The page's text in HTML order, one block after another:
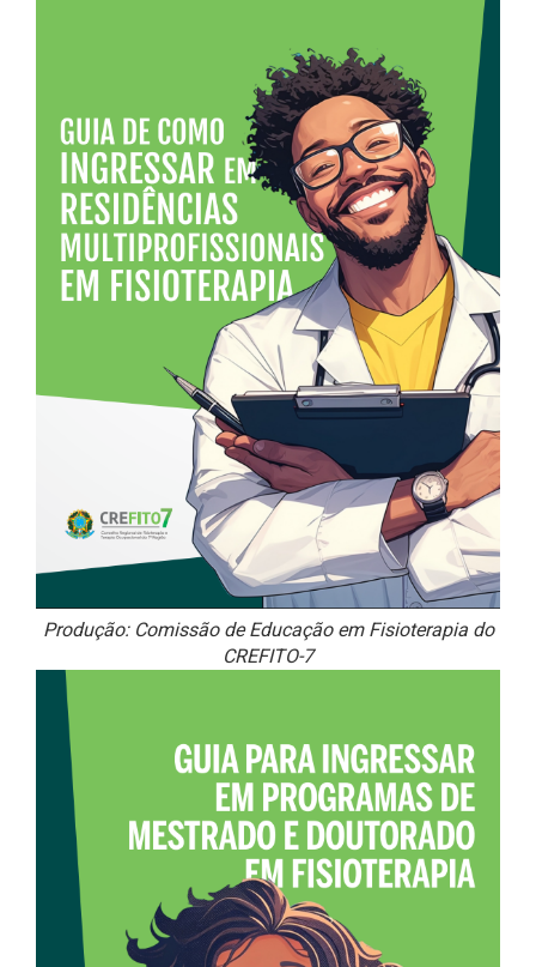
Produção: Comissão de Educação em Fisioterapia do
CREFITO-7